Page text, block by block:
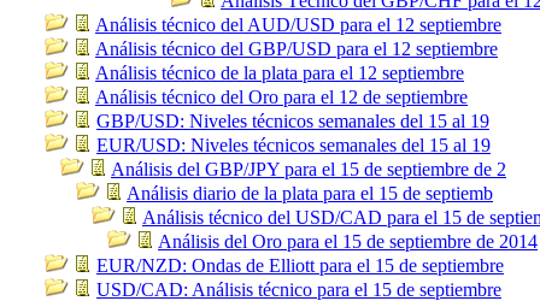
Análisis técnico del AUD/USD para el 12 septiembre
Análisis técnico del GBP/USD para el 12 septiembre
Análisis técnico de la plata para el 12 septiembre
Análisis técnico del Oro para el 12 de septiembre
GBP/USD: Niveles técnicos semanales del 15 al 19
EUR/USD: Niveles técnicos semanales del 15 al 19
Análisis del GBP/JPY para el 15 de septiembre de 2
Análisis diario de la plata para el 15 de septiemb
Análisis técnico del USD/CAD para el 15 de
Análisis del Oro para el 15 de septiembre de 2014
EUR/NZD: Ondas de Elliott para el 15 de septiembre
USD/CAD: Análisis técnico para el 15 de septiembre